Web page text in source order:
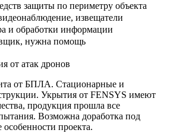
защиты по периметру объекта
извещатели
и обработки информации
нужна помощь
от атак дронов
от БПЛА. Стационарные и
Укрытия от FENSYS имеют
продукция прошла все
Возможна доработка под
проекта.